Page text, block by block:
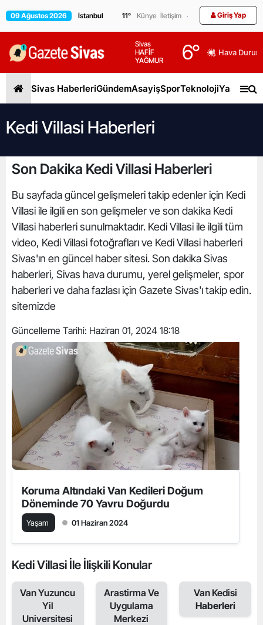
09 Ağustos 2026 11° Künye İletişim Giriş Yap
Sivas
HAFİF
YAĞMUR
6° Hava
Sivas HaberleriGündemAsayişSporTeknolojiYaşam
Kedi Villasi Haberleri
Son Dakika Kedi Villasi Haberleri
Bu sayfada güncel gelişmeleri takip edenler için Kedi
Villasi ile ilgili en son gelişmeler ve son dakika Kedi
Villasi haberleri sunulmaktadır. Kedi Villasi ile ilgili tüm
video, Kedi Villasi fotoğrafları ve Kedi Villasi haberleri
Sivas'ın en güncel haber sitesi. Son dakika Sivas
haberleri, Sivas hava durumu, yerel gelişmeler, spor
haberleri ve daha fazlası için Gazete Sivas'ı takip edin.
sitemizde
Güncelleme Tarihi: Haziran 01, 2024 18:18
Koruma Altındaki Van Kedileri Doğum
Döneminde 70 Yavru Doğurdu
Yaşam 01 Haziran 2024
Kedi Villasi İle İlişkili Konular
Van Yuzuncu
Yil
Universitesi
Arastirma Ve
Uygulama
Merkezi
Van Kedisi
Haberleri